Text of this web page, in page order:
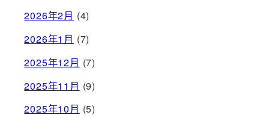
2026年2月 (4)
2026年1月 (7)
2025年12月 (7)
2025年11月 (9)
2025年10月 (5)